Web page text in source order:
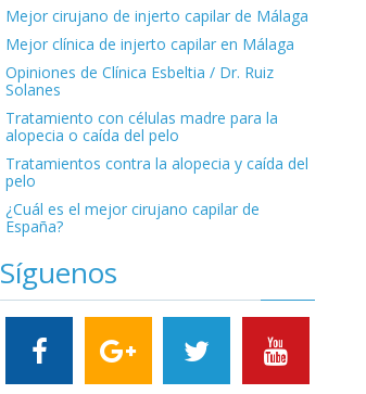
Mejor cirujano de injerto capilar de Málaga
Mejor clínica de injerto capilar en Málaga
Opiniones de Clínica Esbeltia / Dr. Ruiz
Solanes
Tratamiento con células madre para la
alopecia o caída del pelo
Tratamientos contra la alopecia y caída del
pelo
¿Cuál es el mejor cirujano capilar de
España?
Síguenos